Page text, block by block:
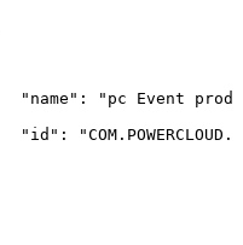
"name" : "pc Event
"id" :